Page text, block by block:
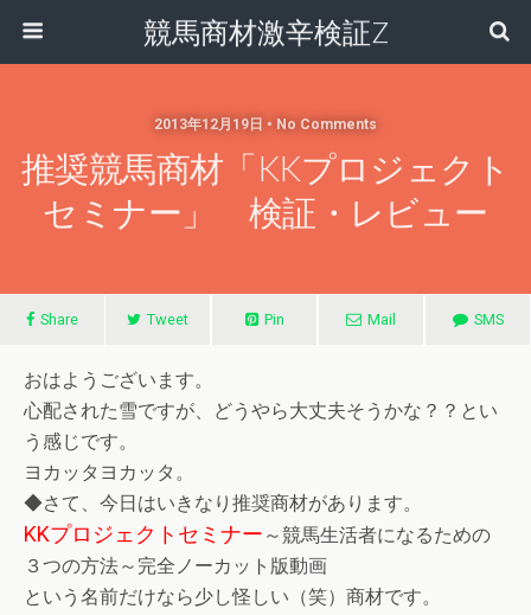
競馬商材激辛検証Z
2013年12月19日 • No Comments
推奨競馬商材「KKプロジェクト
セミナー」 検証・レビュー
Share Tweet Pin Mail SMS
おはようございます。
心配された雪ですが、どうやら大丈夫そうかな？？とい
う感じです。
ヨカッタヨカッタ。
◆さて、今日はいきなり推奨商材があります。
KKプロジェクトセミナー ～競馬生活者になるための
３つの方法～完全ノーカット版動画
という名前だけなら少し怪しい（笑）商材です。